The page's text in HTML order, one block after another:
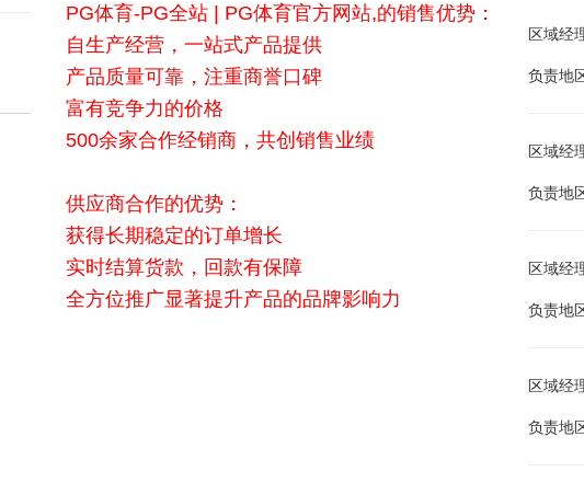
PG体育-PG全站 | PG体育官方网站,的销售优势：
自生产经营，一站式产品提供
产品质量可靠，注重商誉口碑
富有竞争力的价格
500余家合作经销商，共创销售业绩
供应商合作的优势：
获得长期稳定的订单增长
实时结算货款，回款有保障
全方位推广显著提升产品的品牌影响力
区域经
负责地
区域经
负责地
区域经
负责地
区域经
负责地